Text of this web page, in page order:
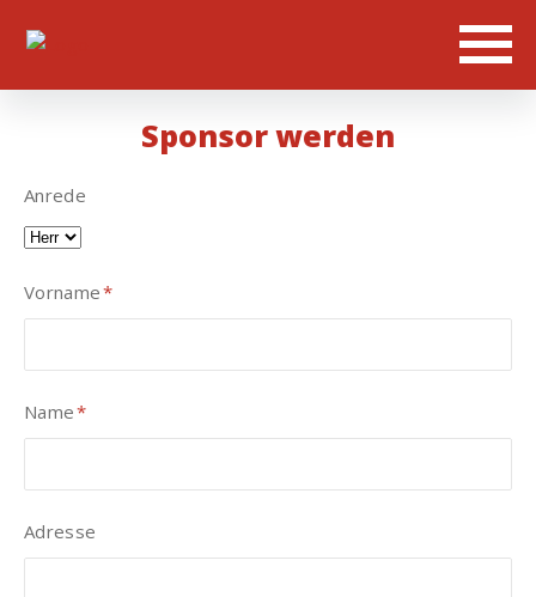
Sponsor werden
Anrede
Vorname*
Pflichtfeld
Name*
Pflichtfeld
Adresse